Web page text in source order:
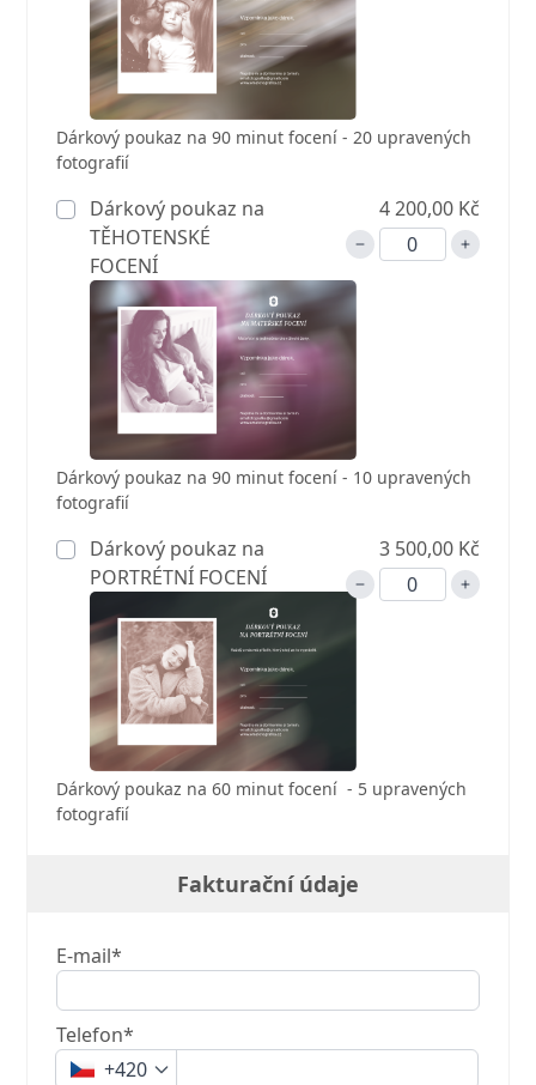
Dárkový poukaz na 90 minut focení - 20 upravených
fotografií
Dárkový poukaz na
TĚHOTENSKÉ
FOCENÍ
4 200,00 Kč
Dárkový poukaz na 90 minut focení - 10 upravených
fotografií
Dárkový poukaz na
PORTRÉTNÍ FOCENÍ
3 500,00 Kč
Dárkový poukaz na 60 minut focení - 5 upravených
fotografií
Fakturační údaje
E-mail*
Telefon*
+420